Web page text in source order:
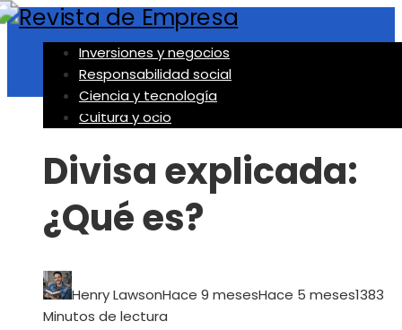
Inversiones y negocios
Responsabilidad social
Ciencia y tecnología
Cultura y ocio
Inversiones y negocios
Divisa explicada:
¿Qué es?
Henry LawsonHace 9 mesesHace 5 meses1383
Minutos de lectura